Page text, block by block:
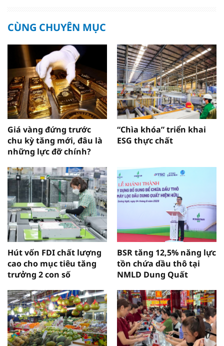
CÙNG CHUYÊN MỤC
Giá vàng đứng trước
chu kỳ tăng mới, đâu là
những lực đỡ chính?
“Chìa khóa” triển khai
ESG thực chất
Hút vốn FDI chất lượng
cao cho mục tiêu tăng
trưởng 2 con số
BSR tăng 12,5% năng lực
tồn chứa dầu thô tại
NMLD Dung Quất